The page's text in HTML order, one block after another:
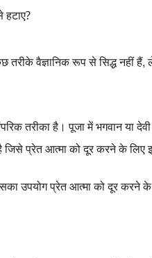
वैज्ञानिक रूप से सिद्ध नहीं हैं,
तरीका है। पूजा में भगवान या
जिसे प्रेत आत्मा को दूर करने के लिए
उपयोग प्रेत आत्मा को दूर करने